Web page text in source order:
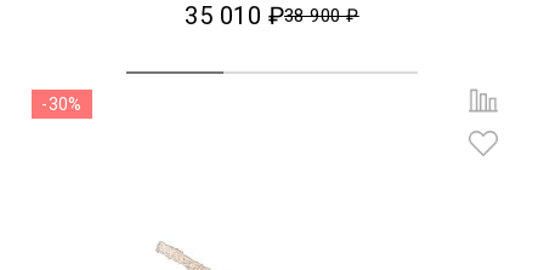
35 010 ₽38 900 ₽
-30%